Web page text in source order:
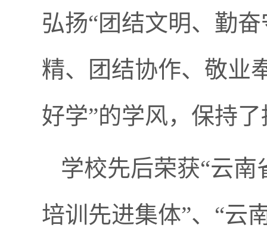
弘扬“团结文明、勤
精、团结协作、敬业
好学”的学风，保持
学校先后荣获“云
培训先进集体”、“云